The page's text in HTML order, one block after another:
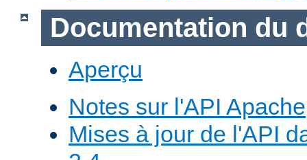
Documentation du
Aperçu
Notes sur l'API Apache
Mises à jour de l'API